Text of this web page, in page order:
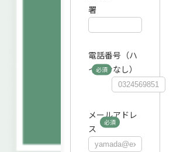
署
電話番号（ハ
イフンなし）
メールアドレ
ス